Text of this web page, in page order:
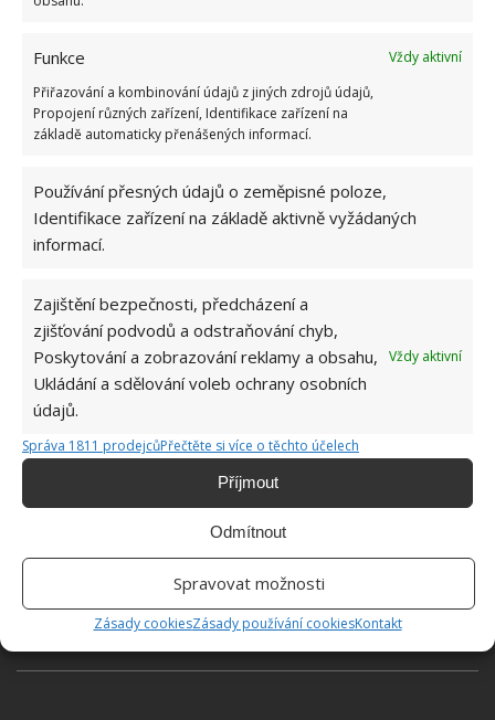
Funkce
Vždy aktivní
Přiřazování a kombinování údajů z jiných zdrojů údajů,
Propojení různých zařízení, Identifikace zařízení na
základě automaticky přenášených informací.
Používání přesných údajů o zeměpisné poloze,
Identifikace zařízení na základě aktivně vyžádaných
informací.
Zajištění bezpečnosti, předcházení a
zjišťování podvodů a odstraňování chyb,
Poskytování a zobrazování reklamy a obsahu,
Ukládání a sdělování voleb ochrany osobních
údajů.
Vždy aktivní
Správa 1811 prodejcůPřečtěte si více o těchto účelech
Příjmout
Odmítnout
Spravovat možnosti
Zásady cookiesZásady používání cookiesKontakt
Jiří Kolář
Absolvent České zemědělské
možné najít v j...[Více o autorovi]